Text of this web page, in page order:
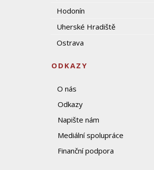
Hodonín
Uherské Hradiště
Ostrava
ODKAZY
O nás
Odkazy
Napište nám
Mediální spolupráce
Finanční podpora